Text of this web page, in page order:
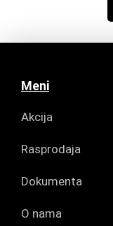
Meni
Akcija
Rasprodaja
Dokumenta
O nama